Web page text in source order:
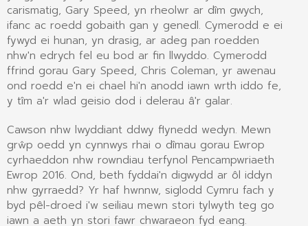
carismatig, Gary Speed, yn rheolwr ar dîm gwych,
ifanc ac roedd gobaith gan y genedl. Cymerodd e ei
fywyd ei hunan, yn drasig, ar adeg pan roedden
nhw'n edrych fel eu bod ar fin llwyddo. Cymerodd
ffrind gorau Gary Speed, Chris Coleman, yr awenau
ond roedd e'n ei chael hi'n anodd iawn wrth iddo fe,
y tîm a'r wlad geisio dod i delerau â'r galar.
Cawson nhw lwyddiant ddwy flynedd wedyn. Mewn
grŵp oedd yn cynnwys rhai o dîmau gorau Ewrop
cyrhaeddon nhw rowndiau terfynol Pencampwriaeth
Ewrop 2016. Ond, beth fyddai'n digwydd ar ôl iddyn
nhw gyrraedd? Yr haf hwnnw, siglodd Cymru fach y
byd pêl-droed i'w seiliau mewn stori tylwyth teg go
iawn a aeth yn stori fawr chwaraeon fyd eang.